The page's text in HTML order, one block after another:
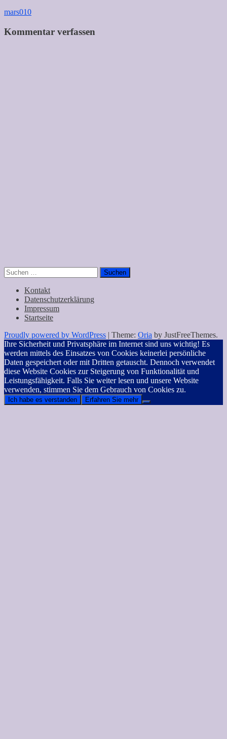
Beitragsnavigation
mars010
Kommentar verfassen
Suchen
nach:
Kontakt
Datenschutzerklärung
Impressum
Startseite
Proudly powered by WordPress | Theme: Oria by JustFreeThemes.
Ihre Sicherheit und Privatsphäre im Internet sind uns wichtig! Es
werden mittels des Einsatzes von Cookies keinerlei persönliche
Daten gespeichert oder mit Dritten getauscht. Dennoch verwendet
diese Website Cookies zur Steigerung von Funktionalität und
Leistungsfähigkeit. Falls Sie weiter lesen und unsere Website
verwenden, stimmen Sie dem Gebrauch von Cookies zu.
Ich habe es verstanden Erfahren Sie mehr